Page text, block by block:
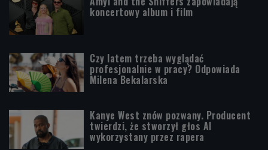
koncertowy album i film
Czy latem trzeba wyglądać
profesjonalnie w pracy? Odpowiada
Milena Bekalarska
Kanye West znów pozwany. Producent
twierdzi, że stworzył głos AI
wykorzystany przez rapera